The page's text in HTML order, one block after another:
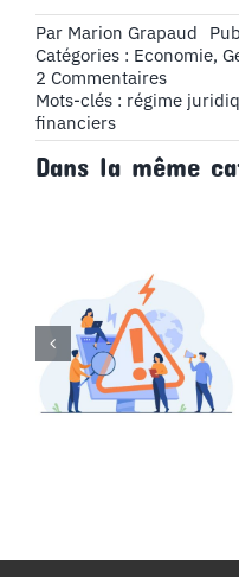
Par Marion Grapaud
Catégories : Economie,
2 Commentaireson
Le
juridique
des
Mots-clés : régime
financiers
Dans la même
(Document
Unique
d’Évaluation
des Risques
Professionnels)